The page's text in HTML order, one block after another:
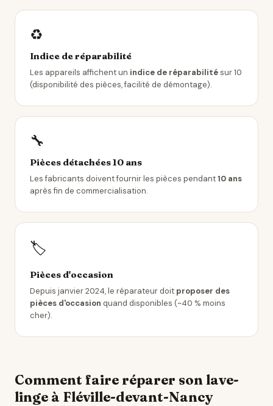
♻️
Indice de réparabilité
Les appareils affichent un indice de réparabilitésur 10
(disponibilité des pièces, facilité de démontage).
🔧
Pièces détachées 10 ans
Les fabricants doivent fournir les pièces pendant10 ans
après fin de commercialisation.
🏷️
Pièces d'occasion
Depuis janvier 2024, le réparateur doit proposer des
pièces d'occasion quand disponibles (~40 % moins
cher).
Comment faire réparer son lave-
linge à Fléville-devant-Nancy